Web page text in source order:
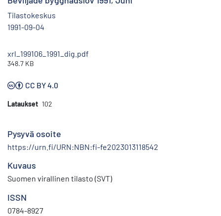
Tilastokeskus
1991-09-04
xrl_199106_1991_dig.pdf
348.7 KB
CC BY 4.0
Lataukset 102
Pysyvä osoite
https://urn.fi/URN:NBN:fi-fe2023013118542
Kuvaus
Suomen virallinen tilasto (SVT)
ISSN
0784-8927